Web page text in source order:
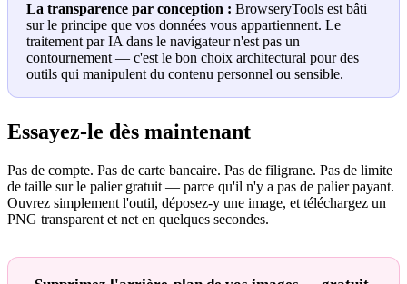
La transparence par conception : BrowseryTools est bâti
sur le principe que vos données vous appartiennent. Le
traitement par IA dans le navigateur n'est pas un
contournement — c'est le bon choix architectural pour des
outils qui manipulent du contenu personnel ou sensible.
Essayez-le dès maintenant
Pas de compte. Pas de carte bancaire. Pas de filigrane. Pas de limite
de taille sur le palier gratuit — parce qu'il n'y a pas de palier payant.
Ouvrez simplement l'outil, déposez-y une image, et téléchargez un
PNG transparent et net en quelques secondes.